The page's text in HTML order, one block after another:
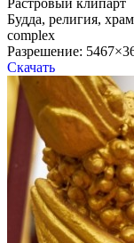
Растровый клипарт
Будда, религия,
complex
Разрешение:
Скачать